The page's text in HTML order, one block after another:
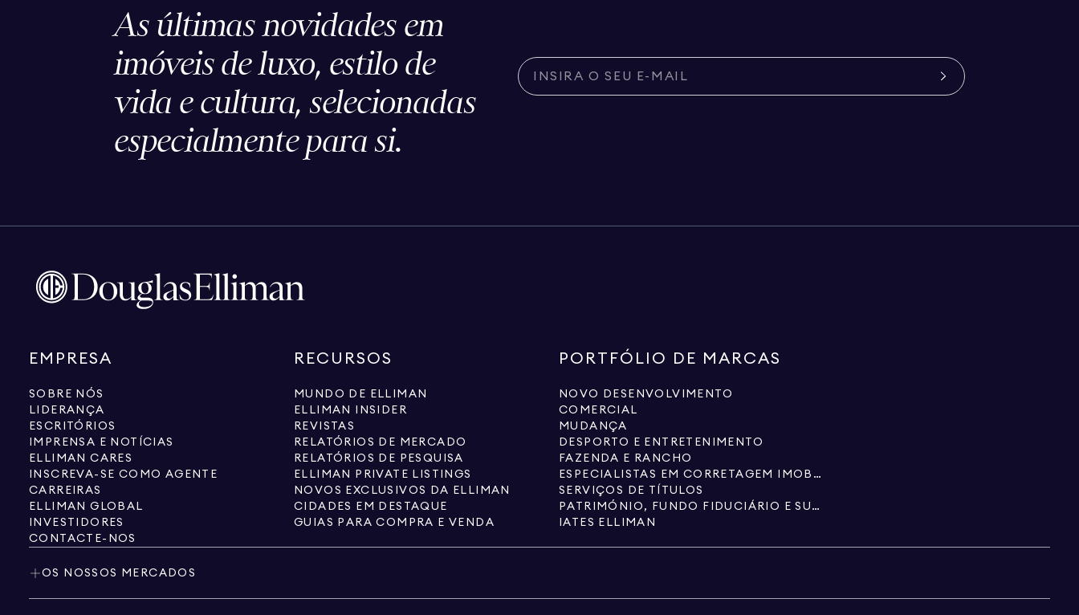
As últimas novidades em
imóveis de luxo, estilo de
vida e cultura, selecionadas
especialmente para si.
EMPRESA
SOBRE NÓS
LIDERANÇA
ESCRITÓRIOS
IMPRENSA E NOTÍCIAS
ELLIMAN CARES
INSCREVA-SE COMO AGENTE
CARREIRAS
ELLIMAN GLOBAL
INVESTIDORES
CONTACTE-NOS
RECURSOS
MUNDO DE ELLIMAN
ELLIMAN INSIDER
REVISTAS
RELATÓRIOS DE MERCADO
RELATÓRIOS DE PESQUISA
ELLIMAN PRIVATE LISTINGS
NOVOS EXCLUSIVOS DA ELLIMAN
CIDADES EM DESTAQUE
GUIAS PARA COMPRA E VENDA
PORTFÓLIO DE MARCAS
NOVO DESENVOLVIMENTO
COMERCIAL
MUDANÇA
DESPORTO E ENTRETENIMENTO
FAZENDA E RANCHO
ESPECIALISTAS EM CORRETAGEM IMOBILIÁRIA
SERVIÇOS DE TÍTULOS
PATRIMÓNIO, FUNDO FIDUCIÁRIO E SUCESSÕES
IATES ELLIMAN
OS NOSSOS MERCADOS